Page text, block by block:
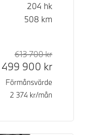
204 hk
508 km
Rek. ord
613 700kr
499 900 kr
Förmånsvärde
2 374 kr/mån